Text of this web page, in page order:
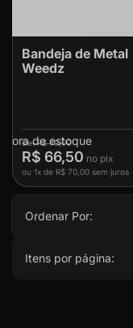
Bandeja de Metal
Weedz
R$ 70,00
R$ 66,50
ou 1x de R$ 70,00 sem juros
Fora de estoque
Ordenar Por:
Itens por página: